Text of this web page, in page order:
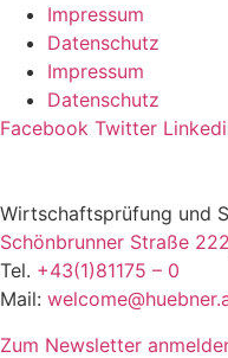
Impressum
Datenschutz
Impressum
Datenschutz
Facebook Twitter
Wirtschaftsprüfung und
Schönbrunner Straße
Tel. +43(1)81175 – 0
Mail:
Zum Newsletter